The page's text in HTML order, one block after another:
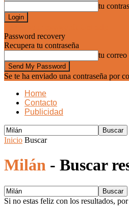
tu
Password recovery
Recupera tu contraseña
tu correo
Se te ha enviado una contraseña por
Home
Contacto
Publicidad
Inicio Buscar
Milán - Buscar
Si no estas feliz con los resultados,